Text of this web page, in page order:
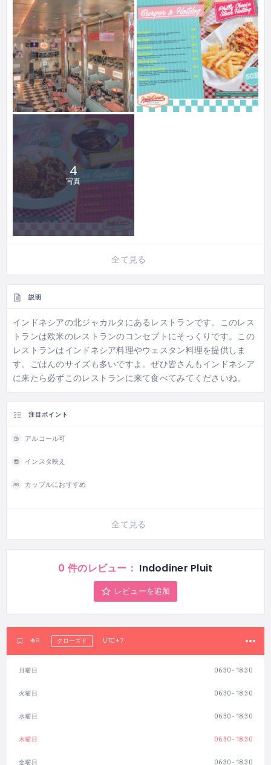
4
写真
全て見る
説明
インドネシアの北ジャカルタにあるレストランです。このレス
トランは欧米のレストランのコンセプトにそっくりです。この
レストランはインドネシア料理やウェスタン料理を提供しま
す。ごはんのサイズも多いですよ。ぜひ皆さんもインドネシア
に来たら必ずこのレストランに来て食べてみてくださいね。
注目ポイント
アルコール可
インスタ映え
カップルにおすすめ
全て見る
0 件のレビュー： Indodiner Pluit
レビューを追加
今日 クローズド UTC+7
月曜日 06:30 - 18:30
火曜日 06:30 - 18:30
水曜日 06:30 - 18:30
木曜日 06:30 - 18:30
金曜日 06:30 - 18:30